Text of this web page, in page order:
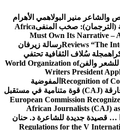
والشاعر منير البولاهمي الأهرام
(الترجمان): صخب المنفىAfrica
Must Own Its Narrative –
Reviews “Theرسالة زيرفان
مجلة سُلاف الثقافية تحتفي
والفنWorld Organization of
Writers President
Recognition of المفوضية
الأوروبية: مؤتمر الصحفيين الأفارقة (CAJ) قوة متنامية في مستقبل
European Commission
African Journalists (CAJ)
قصيدة جديدة للشاعرة د. حنان
Regulations for the V